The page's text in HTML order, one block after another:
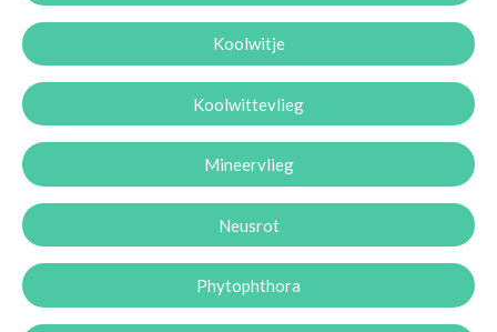
Koolwitje
Koolwittevlieg
Mineervlieg
Neusrot
Phytophthora